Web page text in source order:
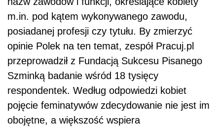
m.in. pod kątem wykonywanego zawodu,
posiadanej profesji czy tytułu. By zmierzyć
opinie Polek na ten temat, zespół Pracuj.pl
przeprowadził z Fundacją Sukcesu Pisanego
Szminką badanie wśród 18 tysięcy
respondentek. Według odpowiedzi kobiet
pojęcie feminatywów zdecydowanie nie jest im
obojętne, a większość wspiera